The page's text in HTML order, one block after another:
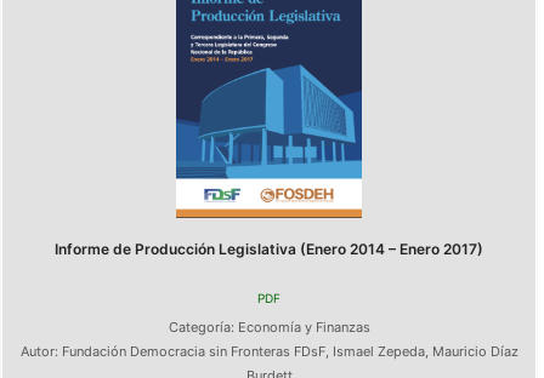
Informe de Producción Legislativa (Enero 2014 – Enero 2017)
PDF
Categoría: Economía y Finanzas
Autor: Fundación Democracia sin Fronteras FDsF, Ismael Zepeda, Mauricio Díaz